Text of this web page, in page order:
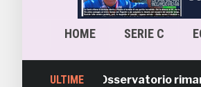
HOME SERIE C
ULTIME
Samb, l’Osservatorio rimanda